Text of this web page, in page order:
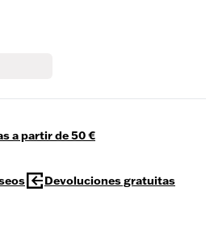
a partir de 50 €
Devoluciones gratuitas